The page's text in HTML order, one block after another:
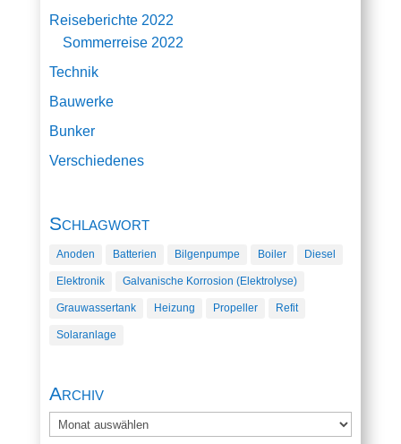
Reiseberichte 2022
Sommerreise 2022
Technik
Bauwerke
Bunker
Verschiedenes
Schlagwort
Anoden Batterien Bilgenpumpe Boiler Diesel
Elektronik Galvanische Korrosion (Elektrolyse)
Grauwassertank Heizung Propeller Refit
Solaranlage
Archiv
Archiv